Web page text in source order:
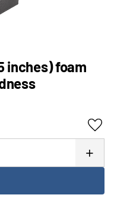
inches) foam
+